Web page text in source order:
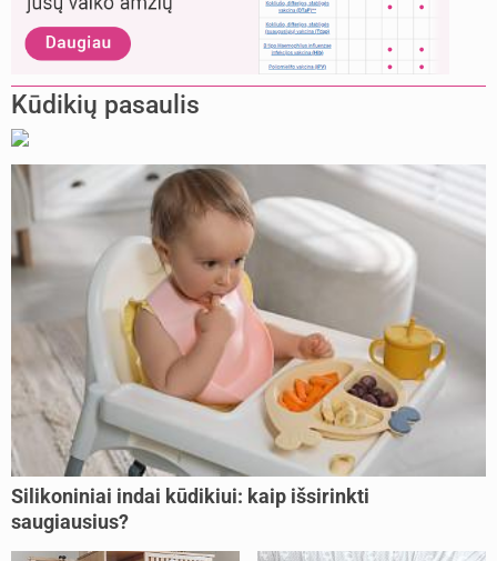
Kūdikių pasaulis
Silikoniniai indai kūdikiui: kaip išsirinkti
saugiausius?